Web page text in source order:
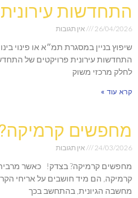
התחדשות עירונית
26/04/2026 אין תגובות
שיפוץ בניין במסגרת תמ״א או פינוי
התחדשות עירונית פרויקטים של
לחלק מרכזי משוק
קרא עוד »
מחפשים
24/03/2026 אין תגובות
מחפשים קרמיקה? בצדק! כאשר
קרמיקה, הם מיד חושבים על אריחי
מחשבה הגיונית, בהתחשב בכך